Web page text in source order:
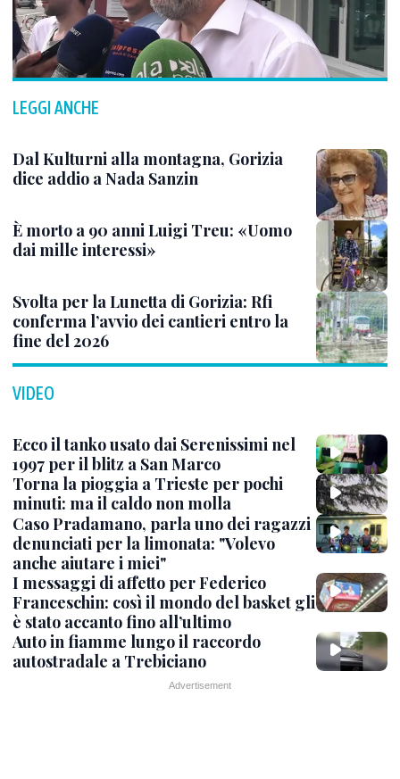
LEGGI ANCHE
Dal Kulturni alla montagna, Gorizia
dice addio a Nada Sanzin
È morto a 90 anni Luigi Treu: «Uomo
dai mille interessi»
Svolta per la Lunetta di Gorizia: Rfi
conferma l’avvio dei cantieri entro la
fine del 2026
VIDEO
Ecco il tanko usato dai Serenissimi nel
1997 per il blitz a San Marco
Torna la pioggia a Trieste per pochi
minuti: ma il caldo non molla
Caso Pradamano, parla uno dei ragazzi
denunciati per la limonata: "Volevo
anche aiutare i miei"
I messaggi di affetto per Federico
Franceschin: così il mondo del basket gli
è stato accanto fino all’ultimo
Auto in fiamme lungo il raccordo
autostradale a Trebiciano